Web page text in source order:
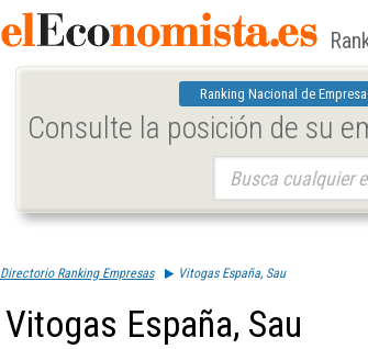
Ranking Nacional de
Consulte la posición de su
Directorio Ranking Empresas Vitogas España, Sau
Vitogas España, Sau